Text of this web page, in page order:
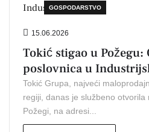
GOSPODARSTVO
15.06.2026
Tokić stigao u Požegu:
poslovnica u
Tokić Grupa, najveći
regiji, danas je službeno otvorila
Požegi, na adresi...